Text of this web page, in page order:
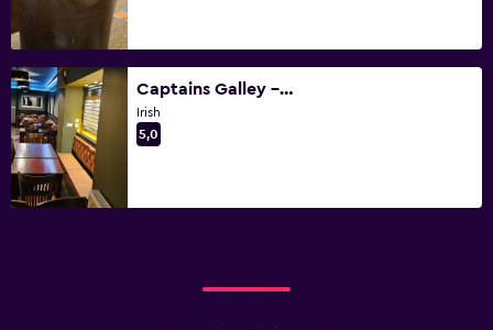
Captains Galley - Westport
Irish
5,0